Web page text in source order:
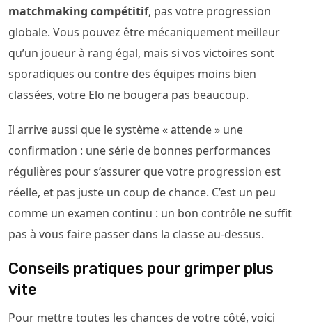
matchmaking compétitif, pas votre progression
globale. Vous pouvez être mécaniquement meilleur
qu’un joueur à rang égal, mais si vos victoires sont
sporadiques ou contre des équipes moins bien
classées, votre Elo ne bougera pas beaucoup.
Il arrive aussi que le système « attende » une
confirmation : une série de bonnes performances
régulières pour s’assurer que votre progression est
réelle, et pas juste un coup de chance. C’est un peu
comme un examen continu : un bon contrôle ne suffit
pas à vous faire passer dans la classe au-dessus.
Conseils pratiques pour grimper plus
vite
Pour mettre toutes les chances de votre côté, voici